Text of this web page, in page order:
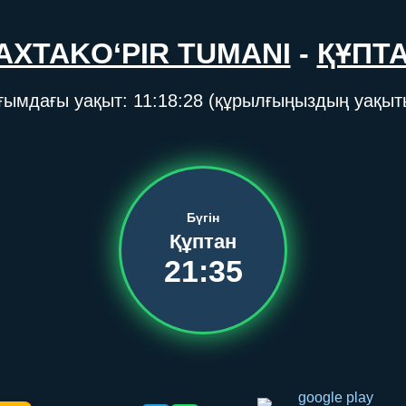
TUMANI -
уақыт: 11:18:28(құрылғыңыздың
Бүгін
Құптан
21:35